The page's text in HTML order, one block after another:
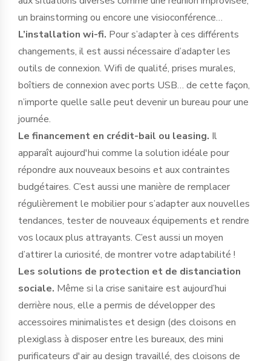
un brainstorming ou encore une visioconférence…
L’installation wi-fi. Pour s’adapter à ces différents
changements, il est aussi nécessaire d’adapter les
outils de connexion. Wifi de qualité, prises murales,
boîtiers de connexion avec ports USB… de cette façon,
n’importe quelle salle peut devenir un bureau pour une
journée.
Le financement en crédit-bail ou leasing. Il
apparaît aujourd'hui comme la solution idéale pour
répondre aux nouveaux besoins et aux contraintes
budgétaires. C’est aussi une manière de remplacer
régulièrement le mobilier pour s’adapter aux nouvelles
tendances, tester de nouveaux équipements et rendre
vos locaux plus attrayants. C’est aussi un moyen
d’attirer la curiosité, de montrer votre adaptabilité !
Les solutions de protection et de distanciation
sociale. Même si la crise sanitaire est aujourd’hui
derrière nous, elle a permis de développer des
accessoires minimalistes et design (des cloisons en
plexiglass à disposer entre les bureaux, des mini
purificateurs d'air au design travaillé, des cloisons de